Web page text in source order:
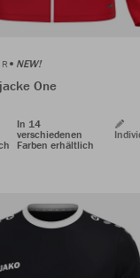
NEW!
One
In 14
verschiedenen
Farben erhältlich